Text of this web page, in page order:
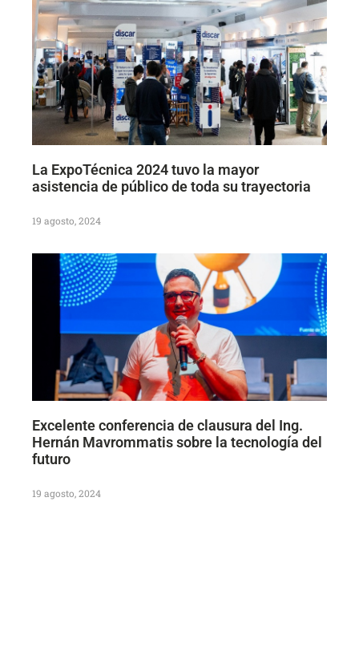
La ExpoTécnica 2024 tuvo la mayor
asistencia de público de toda su trayectoria
19 agosto, 2024
Excelente conferencia de clausura del Ing.
Hernán Mavrommatis sobre la tecnología del
futuro
19 agosto, 2024